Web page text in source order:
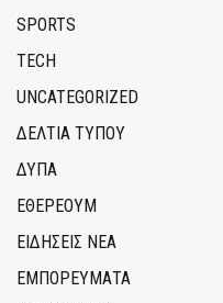
SPORTS
TECH
UNCATEGORIZED
ΔΕΛΤΙΑ ΤΥΠΟΥ
ΔΥΠΑ
ΕΘΈΡΕΟΥΜ
ΕΙΔΗΣΕΙΣ ΝΕΑ
ΕΜΠΟΡΕΥΜΑΤΑ